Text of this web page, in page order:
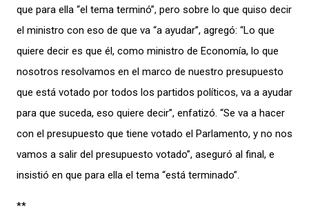
que para ella “el tema terminó”, pero sobre lo que quiso decir
el ministro con eso de que va “a ayudar”, agregó: “Lo que
quiere decir es que él, como ministro de Economía, lo que
nosotros resolvamos en el marco de nuestro presupuesto
que está votado por todos los partidos políticos, va a ayudar
para que suceda, eso quiere decir”, enfatizó. “Se va a hacer
con el presupuesto que tiene votado el Parlamento, y no nos
vamos a salir del presupuesto votado”, aseguró al final, e
insistió en que para ella el tema “está terminado”.
**